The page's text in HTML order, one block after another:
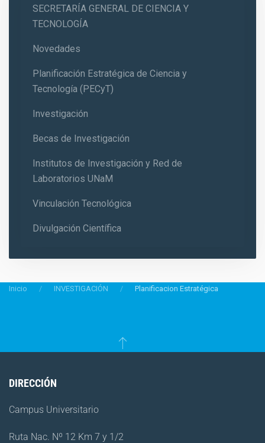
SECRETARÍA GENERAL DE CIENCIA Y
TECNOLOGÍA
Novedades
Planificación Estratégica de Ciencia y
Tecnología (PECyT)
Investigación
Becas de Investigación
Institutos de Investigación y Red de
Laboratorios UNaM
Vinculación Tecnológica
Divulgación Científica
Inicio INVESTIGACIÓN Planificacion Estratégica
DIRECCIÓN
Campus Universitario
Ruta Nac. Nº 12 Km 7 y 1/2